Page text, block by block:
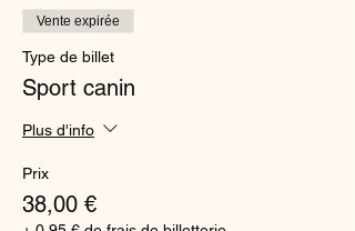
Vente expirée
Type de billet
Sport canin
Plus d'info
Prix
38,00 €